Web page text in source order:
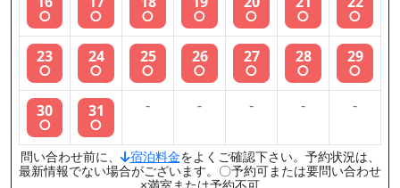
○ ○ ○ ○ ○ ○ ○
23
○
24
○
25
○
26
○
27
○
28
○
29
○
30
○
31
○
- - - - -
問い合わせ前に、 宿泊料金をよくご確認下さい。予約状況は、
最新情報でない場合がございます。〇予約可または要問い合わせ
×満室または予約不可